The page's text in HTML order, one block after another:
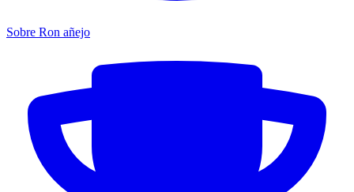
Sobre Ron añejo